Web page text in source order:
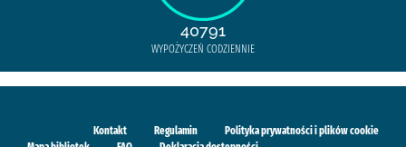
40791
WYPOŻYCZEŃ CODZIENNIE
Kontakt Regulamin
Polityka prywatności i plików cookie